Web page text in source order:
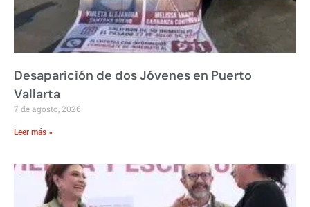
Desaparición de dos Jóvenes en Puerto
Vallarta
7 de agosto, 2026
Leer más »